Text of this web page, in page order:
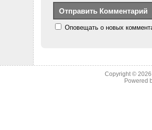
Оповещать о новых
Copyright ©
Powered